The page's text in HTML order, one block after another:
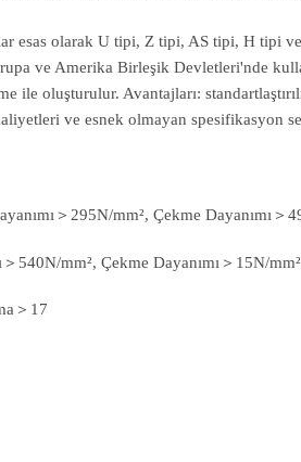
esas olarak U tipi, Z tipi, AS tipi, H
ve Amerika Birleşik Devletleri'nde
ile oluşturulur. Avantajları:
ve esnek olmayan spesifikasyon
＞295N/mm², Çekme Dayanımı＞
540N/mm², Çekme Dayanımı＞15N/
＞17